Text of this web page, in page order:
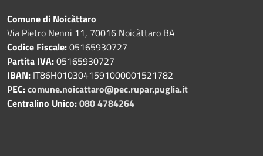
Comune di Noicàttaro
Via Pietro Nenni 11, 70016 Noicàttaro BA
Codice Fiscale:05165930727
Partita IVA:05165930727
IBAN: IT86H0103041591000001521782
PEC:comune.noicattaro@pec.rupar.puglia.it
Centralino Unico:080 4784264